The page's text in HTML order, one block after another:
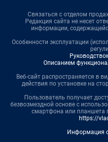
Связаться с отделом
Редакция сайта не несет
информации,
Особенности эксплуатации
Описанием
Веб-сайт распространяется в
действия по установке на
Пользователь получает
безвозмездной основе с
смартфона или планшета
https://
Информация